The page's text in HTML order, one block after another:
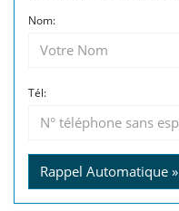
Nom:
Tél:
Rappel Automatique »